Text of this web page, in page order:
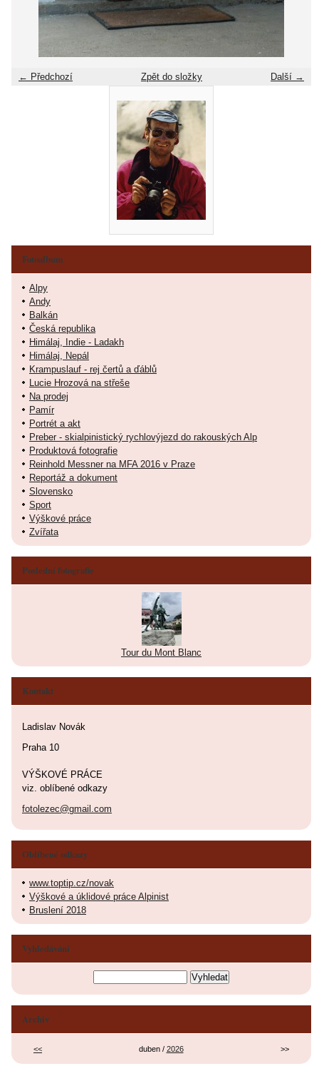
← Předchozí Další →
Zpět do složky
Fotoalbum
Alpy
Andy
Balkán
Česká republika
Himálaj, Indie - Ladakh
Himálaj, Nepál
Krampuslauf - rej čertů a ďáblů
Lucie Hrozová na střeše
Na prodej
Pamír
Portrét a akt
Preber - skialpinistický rychlovýjezd do rakouských Alp
Produktová fotografie
Reinhold Messner na MFA 2016 v Praze
Reportáž a dokument
Slovensko
Sport
Výškové práce
Zvířata
Poslední fotografie
Tour du Mont Blanc
Kontakt
Ladislav Novák
Praha 10
VÝŠKOVÉ PRÁCE
viz. oblíbené odkazy
fotolezec@gmail.com
Oblíbené odkazy
www.toptip.cz/novak
Výškové a úklidové práce Alpinist
Bruslení 2018
Vyhledávání
Archiv
<< duben / 2026 >>